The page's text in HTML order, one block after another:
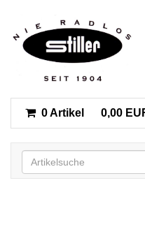
0 Artikel 0,00